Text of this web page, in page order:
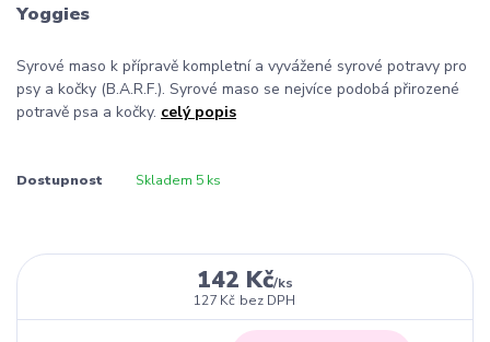
Yoggies
Syrové maso k přípravě kompletní a vyvážené syrové potravy pro
psy a kočky (B.A.R.F.). Syrové maso se nejvíce podobá přirozené
potravě psa a kočky. celý popis
Dostupnost Skladem 5 ks
142 Kč/ks
127 Kč bez DPH